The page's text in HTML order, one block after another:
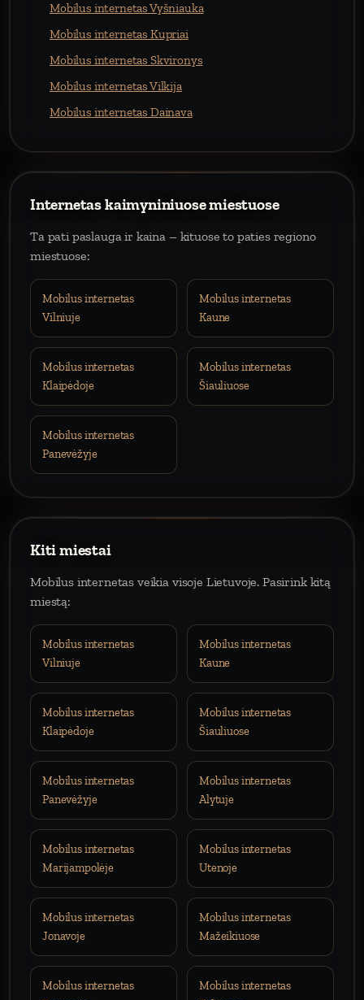
Mobilus internetas Vyšniauka
Mobilus internetas Kupriai
Mobilus internetas Skvironys
Mobilus internetas Vilkija
Mobilus internetas Dainava
Internetas kaimyniniuose miestuose
Ta pati paslauga ir kaina – kituose to paties regiono
miestuose:
Mobilus internetas
Vilniuje
Mobilus internetas
Kaune
Mobilus internetas
Klaipėdoje
Mobilus internetas
Šiauliuose
Mobilus internetas
Panevėžyje
Kiti miestai
Mobilus internetas veikia visoje Lietuvoje. Pasirink kitą
miestą:
Mobilus internetas
Vilniuje
Mobilus internetas
Kaune
Mobilus internetas
Klaipėdoje
Mobilus internetas
Šiauliuose
Mobilus internetas
Panevėžyje
Mobilus internetas
Alytuje
Mobilus internetas
Marijampolėje
Mobilus internetas
Utenoje
Mobilus internetas
Jonavoje
Mobilus internetas
Mažeikiuose
Mobilus internetas
Mobilus internetas